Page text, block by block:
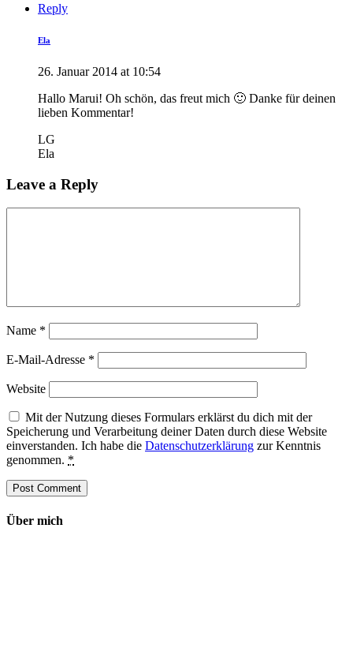
Reply
Ela
26. Januar 2014 at 10:54
Hallo Marui! Oh schön, das freut mich 🙂 Danke für deinen
lieben Kommentar!
LG
Ela
Leave a Reply
Name *
E-Mail-Adresse *
Website
Mit der Nutzung dieses Formulars erklärst du dich mit der
Speicherung und Verarbeitung deiner Daten durch diese Website
einverstanden. Ich habe die Datenschutzerklärung zur Kenntnis
genommen. *
Über mich